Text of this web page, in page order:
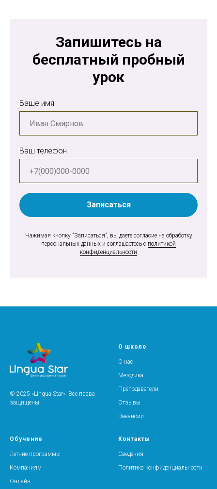
Запишитесь на
бесплатный пробный
урок
Ваше имя
Ваш телефон
Записаться
Нажимая кнопку "Записаться", вы даете согласие на обработку
персональных данных и соглашаетесь c политикой
конфиденциальности
© 2025 «Lingua Star». Все права
защищены.
О школе
О нас
Методика
Преподаватели
Отзывы
Вакансии
Обучение
Летние программы
Компаниям
Онлайн
Контакты
Сведения
Политика конфиденциальности